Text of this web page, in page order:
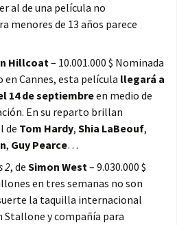
al de una película no
menores de 13 años parece
Hillcoat– 10.001.000 $ Nominada
en Cannes, esta película llegará a
14 de septiembreen medio de
En su reparto brillan
de Tom Hardy, Shia LaBeouf,
, Guy Pearce…
2, de Simon West– 9.030.000 $
en tres semanas no son
la taquilla internacional
Stallone y compañía para